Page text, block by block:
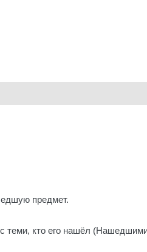
предмет.
теми, кто его нашёл